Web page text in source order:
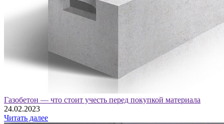
Газобетон — что стоит учесть перед покупкой материала
24.02.2023
Читать далее